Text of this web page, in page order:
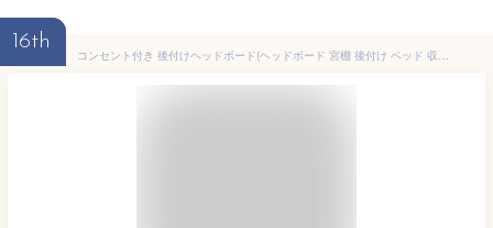
16th
コンセント付き 後付けヘッドボード(ヘッドボード 宮棚 後付け ベッド 収納 枕元 小物 置き オープンラック 本棚 高さ調節 コンセント スリム 軽量 天然木 おしゃれ シンプル 北欧 無垢 パイン材 木製 寝室 枕元収納 ベッド棚 サイドボード 木)